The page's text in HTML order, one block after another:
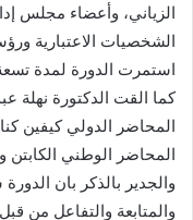
الزياني، وأعضاء مجلس
الشخصيات الاعتبارية
كما القت الدكتورة نهلة
المحاضر الدولي كيفين
المحاضر الوطني الكابتن
والجدير بالذكر بان
والمتابعة والتفاعل من